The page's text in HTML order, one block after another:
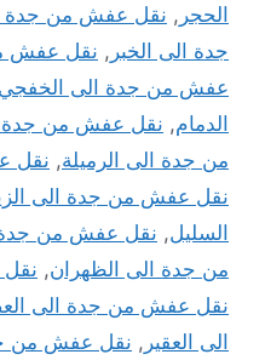
الحجر , نقل عفش من جدة
جدة الى الخبر , نقل عفش
عفش من جدة الى الخفجي
الدمام, نقل عفش من جدة
من جدة الى الرميلة, نقل
نقل عفش من جدة الى
السليل, نقل عفش من جدة
من جدة الى الظهران,
نقل عفش من جدة الى
الى العقير , نقل عفش من